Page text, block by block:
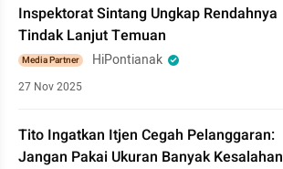
Inspektorat Sintang Ungkap Rendahnya
Tindak Lanjut Temuan
Media Partner HiPontianak
27 Nov 2025
Tito Ingatkan Itjen Cegah Pelanggaran:
Jangan Pakai Ukuran Banyak Kesalahan